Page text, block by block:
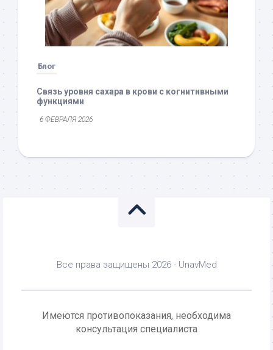
Блог
Связь уровня сахара в крови с когнитивными
функциями
6 ФЕВРАЛЯ 2026
Все права защищены 2026 - UnavMed
Имеются противопоказания, необходима
консультация специалиста